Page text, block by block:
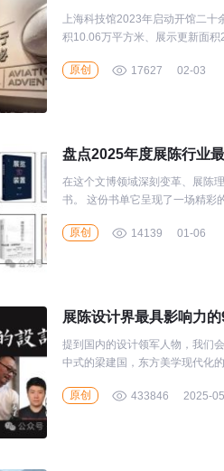
上海科技馆2023年启动开馆二
积10.06万平方米、展示更新面
原创
17627 02-03
盘点2025年度展陈行业
在这个文博领域深刻变革、展陈
书。 这份书单它呈现了一场精彩
西方博物馆研究著作指南》，到
原创 14139 01-06
展陈设计界最具影响力
提到国内的设计领军人物，我们
中式的梁建国，东方美学现代化
原创
433846 2025-